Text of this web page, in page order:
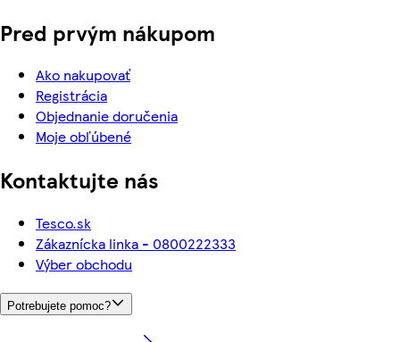
Pred prvým nákupom
Ako nakupovať
Registrácia
Objednanie doručenia
Moje obľúbené
Kontaktujte nás
Tesco.sk
Zákaznícka linka - 0800222333
Výber obchodu
Potrebujete pomoc?